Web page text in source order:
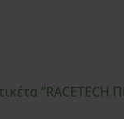
“RACETECH